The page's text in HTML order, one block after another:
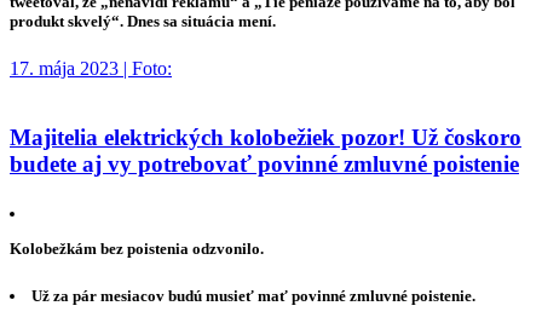
produkt skvelý“. Dnes sa situácia mení.
17. mája 2023 | Foto:
Majitelia elektrických kolobežiek pozor! Už čoskoro
budete aj vy potrebovať povinné zmluvné poistenie
Kolobežkám bez poistenia odzvonilo.
Už za pár mesiacov budú musieť mať povinné zmluvné poistenie.